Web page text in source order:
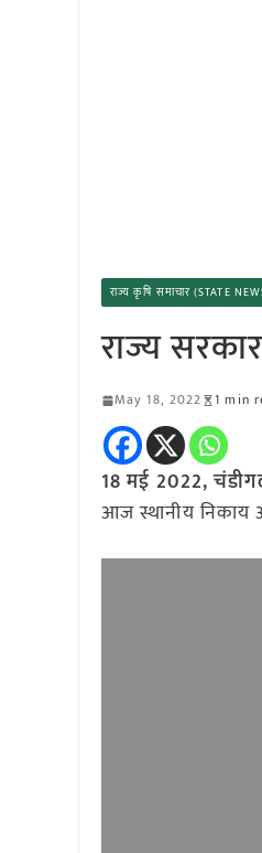
राज्य कृषि समाचार (STATE
राज्य
May 18, 2022 1 min
18 मई 2022,
आज स्थानीय निकाय